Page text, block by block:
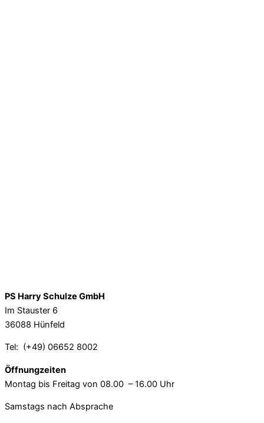
PS Harry Schulze GmbH
Im Stauster 6
36088 Hünfeld
Tel: (+49) 06652 8002
Öffnungzeiten
Montag bis Freitag von 08.00 – 16.00 Uhr
Samstags nach Absprache